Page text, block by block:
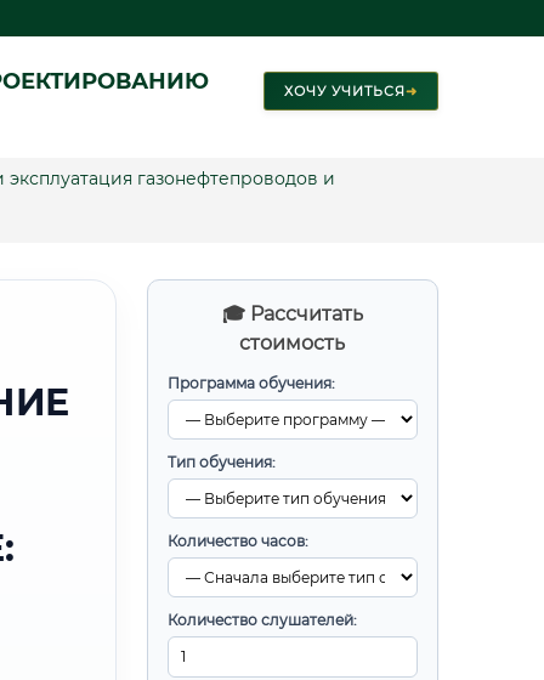
ХОЧУ УЧИТЬСЯ➜
газонефтепроводов и
🎓 Рассчитать
стоимость
Программа обучения:
Тип обучения:
Количество часов:
Количество слушателей: